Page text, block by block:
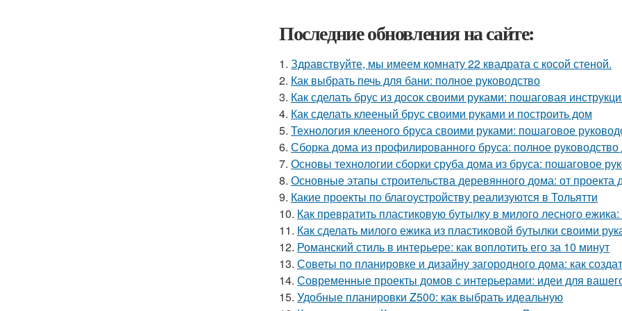
Последние обновления на сайте:
1. Здравствуйте, мы имеем комнату 22 квадрата с косой стеной.
2. Как выбрать печь для бани: полное руководство
3. Как сделать брус из досок своими руками: пошаговая
4. Как сделать клееный брус своими руками и построить дом
5. Технология клееного бруса своими руками: пошаговое
6. Сборка дома из профилированного бруса: полное
7. Основы технологии сборки сруба дома из бруса: пошаговое
8. Основные этапы строительства деревянного дома: от проекта
9. Какие проекты по благоустройству реализуются в Тольятти
10. Как превратить пластиковую бутылку в милого лесного
11. Как сделать милого ежика из пластиковой бутылки своими
12. Романский стиль в интерьере: как воплотить его за 10 минут
13. Советы по планировке и дизайну загородного дома: как
14. Современные проекты домов с интерьерами: идеи для
15. Удобные планировки Z500: как выбрать идеальную